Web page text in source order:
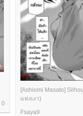
0
[Ashiomi Masato]
แห่งเงา)
Fsaya9